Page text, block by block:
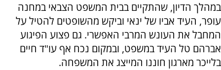
במהלך הדיון, שהתקיים בבית המשפט הצבאי במחנה
עופר, העיד אביו של ינאי וביקש מהשופטים להטיל על
המחבל את העונש המרבי האפשרי. גם פצוע הפיגוע
אברהם טל העיד במשפט, ובמקום נכח אף עו"ד חיים
בלייכר מארגון חוננו המייצג את המשפחה.